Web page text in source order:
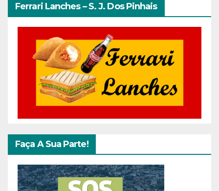
Ferrari Lanches – S. J. Dos Pinhais
Faça A Sua Parte!